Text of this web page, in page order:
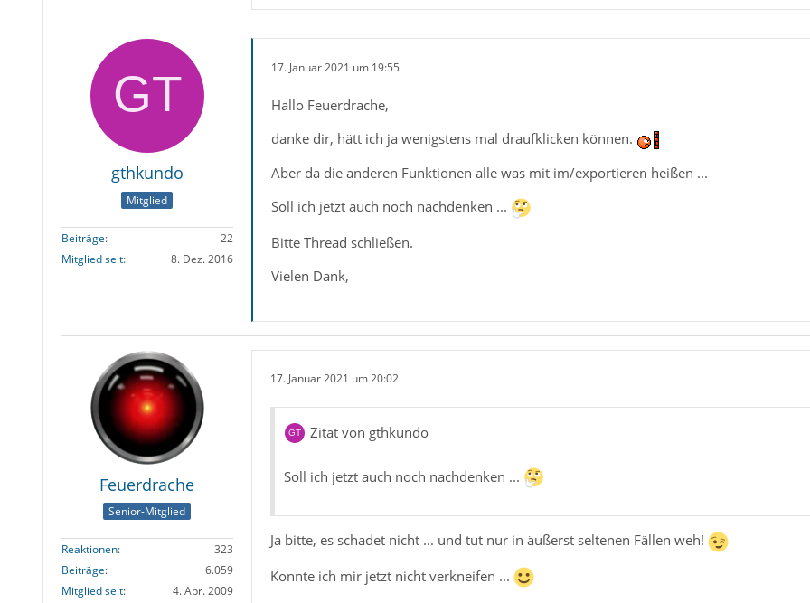
gthkundo
Mitglied
Beiträge
22
Mitglied seit
8. Dez. 2016
17. Januar 2021 um 19:55
Hallo Feuerdrache,
danke dir, hätt ich ja wenigstens mal draufklicken können.
Aber da die anderen Funktionen alle was mit im/exportieren heißen ...
Soll ich jetzt auch noch nachdenken ...
Bitte Thread schließen.
Vielen Dank,
Feuerdrache
Senior-Mitglied
Reaktionen
323
Beiträge
6.059
Mitglied seit
4. Apr. 2009
17. Januar 2021 um 20:02
Zitat von gthkundo
Soll ich jetzt auch noch nachdenken ...
Ja bitte, es schadet nicht ... und tut nur in äußerst seltenen Fällen weh!
Konnte ich mir jetzt nicht verkneifen ...